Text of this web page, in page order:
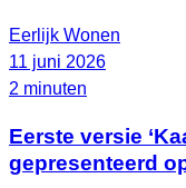
Eerlijk Wonen
11 juni 2026
2 minuten
Eerste versie
gepresenteerd